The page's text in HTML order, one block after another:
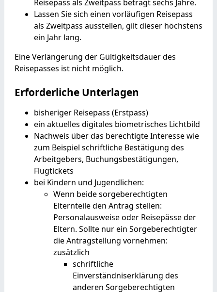
Reisepass als Zweitpass beträgt sechs Jahre.
Lassen Sie sich einen vorläufigen Reisepass
als Zweitpass ausstellen, gilt dieser höchstens
ein Jahr lang.
Eine Verlängerung der Gültigkeitsdauer des
Reisepasses ist nicht möglich.
Erforderliche Unterlagen
bisheriger Reisepass (Erstpass)
ein aktuelles digitales biometrisches Lichtbild
Nachweis über das berechtigte Interesse wie
zum Beispiel schriftliche Bestätigung des
Arbeitgebers, Buchungsbestätigungen,
Flugtickets
bei Kindern und Jugendlichen:
Wenn beide sorgeberechtigten
Elternteile den Antrag stellen:
Personalausweise oder Reisepässe der
Eltern. Sollte nur ein Sorgeberechtigter
die Antragstellung vornehmen:
zusätzlich
schriftliche
Einverständniserklärung des
anderen Sorgeberechtigten